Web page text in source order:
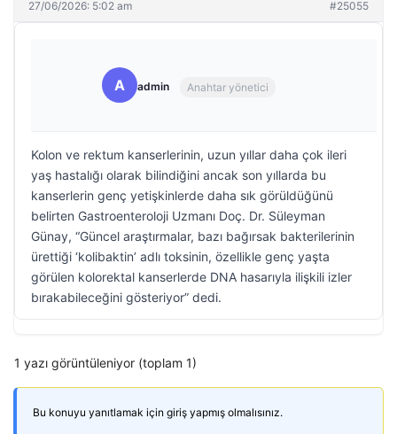
27/06/2026: 5:02 am #25055
A admin Anahtar yönetici
Kolon ve rektum kanserlerinin, uzun yıllar daha çok ileri
yaş hastalığı olarak bilindiğini ancak son yıllarda bu
kanserlerin genç yetişkinlerde daha sık görüldüğünü
belirten Gastroenteroloji Uzmanı Doç. Dr. Süleyman
Günay, “Güncel araştırmalar, bazı bağırsak bakterilerinin
ürettiği ‘kolibaktin’ adlı toksinin, özellikle genç yaşta
görülen kolorektal kanserlerde DNA hasarıyla ilişkili izler
bırakabileceğini gösteriyor” dedi.
1 yazı görüntüleniyor (toplam 1)
Bu konuyu yanıtlamak için giriş yapmış olmalısınız.